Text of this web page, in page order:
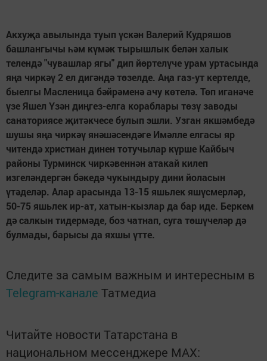
Акхуҗа авылында туып үскән Валерий Кудряшов
башлангычы һәм күмәк тырышлык белән халык
телендә "чувашлар ягы" дип йөртелүче урам уртасында
яңа чиркәү 2 ел дигәндә төзелде. Аңа газ-ут кертелде,
быелгы Масленица бәйрәменә ачу көтелә. Төп иганәче
үзе Яшел Үзән диңгез-елга кораблары төзү заводы
санаториясе җитәкчесе булып эшли. Узган якшәмбедә
шушы яңа чиркәү янәшәсендәге Имәлле елгасы яр
читендә христиан динен тотучылар күрше Кайбыч
районы Турминск чиркәвеннән атакай килеп
изгеләндергән бәкедә чукындыру дини йоласын
үтәделәр. Алар арасында 13-15 яшьлек яшүсмерләр,
50-75 яшьлек ир-ат, хатын-кызлар да бар иде. Беркем
дә салкын тидермәде, боз чатнап, суга төшүчеләр дә
булмады, барысы да яхшы үтте.
Следите за самым важным и интересным в
Telegram-канале Татмедиа
Читайте новости Татарстана в
национальном мессенджере MАХ: